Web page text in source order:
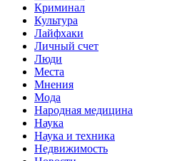
Криминал
Культура
Лайфхаки
Личный счет
Люди
Места
Мнения
Мода
Народная медицина
Наука
Наука и техника
Недвижимость